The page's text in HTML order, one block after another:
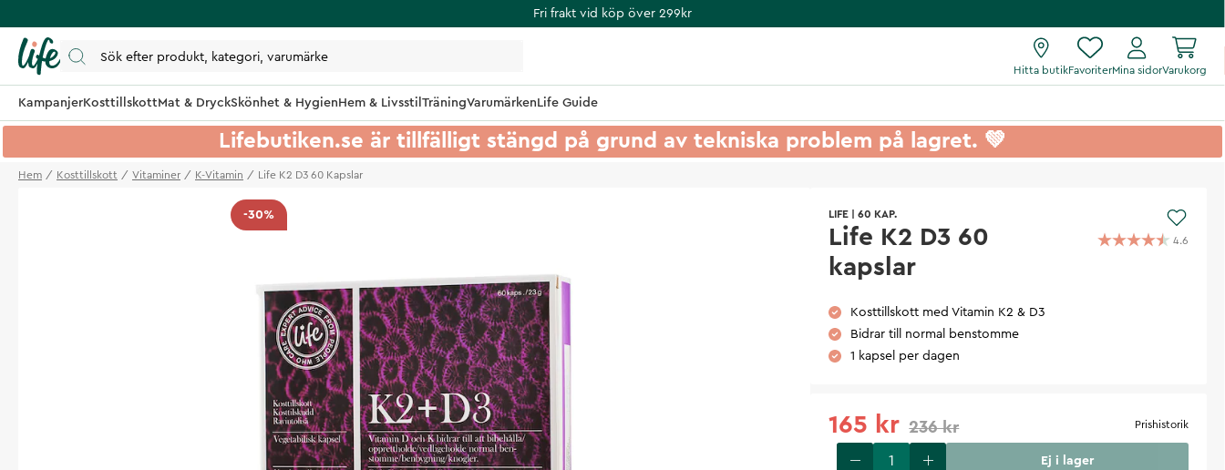
Fri frakt vid köp över 299kr
Hitta butikFavoriterMina sidorVarukorg
KampanjerKosttillskottMat & DryckSkönhet & HygienHem & Livsstil TräningVarumärkenLife Guide
Lifebutiken.se är tillfälligt stängd på grund av tekniska problem på lagret. 💚
Hem Kosttillskott Vitaminer K-Vitamin Life K2 D3 60 Kapslar
-30% LIFE 60 KAP.
Life K2 D3 60
kapslar
4.6
Kosttillskott med Vitamin K2 & D3
Bidrar till normal benstomme
1 kapsel per dagen
165 kr 236 kr Prishistorik
Ej i lager